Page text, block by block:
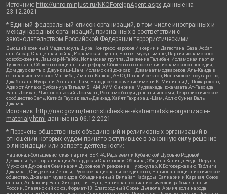
Источник: http://unro.minjust.ru/NKOForeignAgent.aspx данные на
23.12.2021
* Единый федеральный список организаций, в том числе иностранных и
международных организаций, признанных в соответствии с
законодательством Российской Федерации террористическими:
Высший военный Маджлисуль Шура, Конгресс народов Ичкерии и Дагестана, База, Асбат
аль-Ансар, Священная война, Исламская группа, Братья-мусульмане, Партия исламского
освобождения, Лашкар-И-Тайба, Исламская группа, Движение Талибан, Исламская партия
Туркестана, Общество социальных реформ, Общество возрождения исламского наследия,
Дом двух святых, Джунд аш-Шам, Исламский джихад – Джамаат моджахедов, Аль-Каида в
странах исламского Магриба, Имарат Кавказ, АБТО, Правый сектор, Исламское государство,
Джабха аль-Нусра ли-Ахль аш-Шам, Народное ополчение имени К. Минина и Д. Пожарского,
Аджр от Аллаха Субхану уа Тагьаля SHAM, АУМ Синрике, Муджахеды джамаата Ат-Тавхида
Валь-Джихад, Чистопольский Джамаат, Рохнамо ба суи давлати исломи, Террористическое
сообщество Сеть, Катиба Таухид валь-Джихад, Хайят Тахрир аш-Шам, Ахлю Сунна Валь
Джамаа
Источник: http://nac.gov.ru/terroristicheskie-i-ekstremistskie-organizacii-i-
materialy.html данные на 06.12.2021
* Перечень общественных объединений и религиозных организаций в
отношении которых судом принято вступившее в законную силу решение
о ликвидации или запрете деятельности:
Национал-большевистская партия, ВЕК РА, Рада земли Кубанской Духовно Родовой
Державы Русь, организация Асгардская Славянская Община, Община Капища Веды Перуна,
Мужская Духовная Семинария Духовное Учреждение, Нурджулар, К Богодержавию, Таблиги
Джамаат, Свидетели Иеговы, Русское национальное единство, Национал-социалистическое
общество, Джамаат мувахидов, Объединенный Вилайат Кабарды, Балкарии и Карачая, Союз
славян, Ат-Такфир Валь-Хиджра, Пит Буль, Национал-социалистическая рабочая партия
России, Славянский союз, Формат-18, Благородный Орден Дьявола, Армия воли народа,